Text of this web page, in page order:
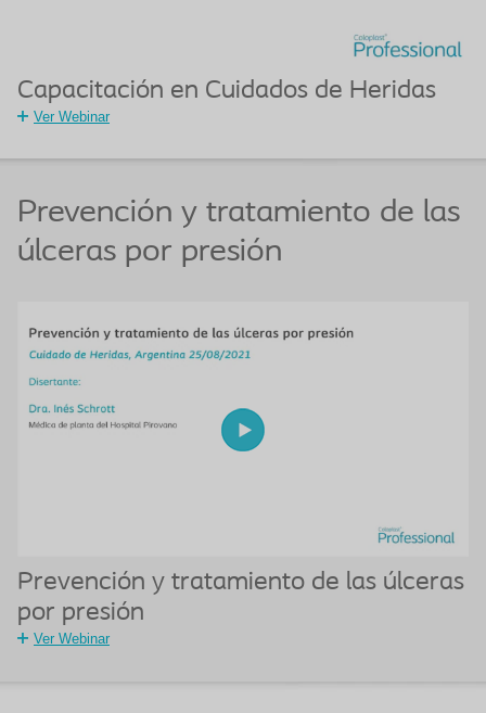
Capacitación en Cuidados de Heridas
Ver Webinar
Prevención y tratamiento de las
úlceras por presión
Prevención y tratamiento de las úlceras
por presión
Ver Webinar